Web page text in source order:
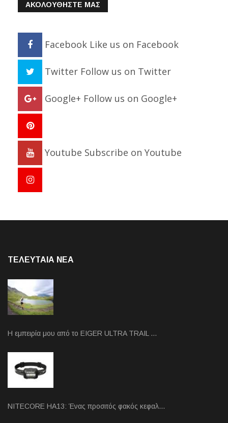
ΑΚΟΛΟΥΘΗΣΤΕ ΜΑΣ
Facebook Like us on Facebook
Twitter Follow us on Twitter
Google+ Follow us on Google+
Youtube Subscribe on Youtube
ΤΕΛΕΥΤΑΙΑ NEA
Η εμπειρία μου από το EIGER ULTRA TRAIL …
NITECORE HA13: Ένας προσιτός φακός κεφαλ…